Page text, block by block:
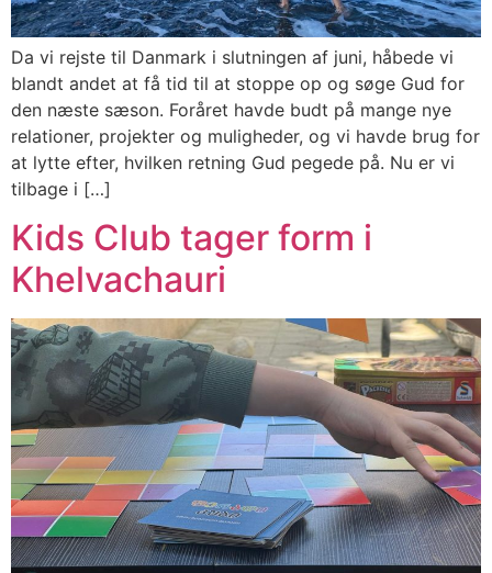
Da vi rejste til Danmark i slutningen af juni, håbede vi
blandt andet at få tid til at stoppe op og søge Gud for
den næste sæson. Foråret havde budt på mange nye
relationer, projekter og muligheder, og vi havde brug for
at lytte efter, hvilken retning Gud pegede på. Nu er vi
tilbage i […]
Kids Club tager form i
Khelvachauri